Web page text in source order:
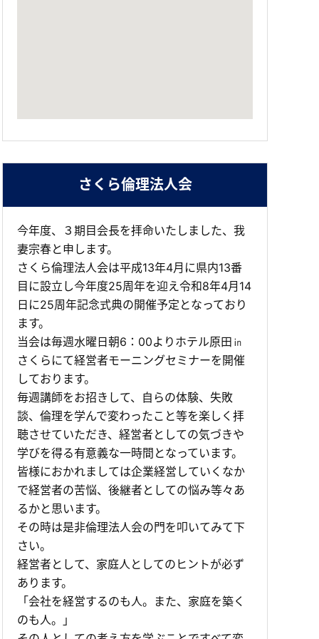
さくら倫理法人会
今年度、３期目会長を拝命いたしました、我
妻宗春と申します。
さくら倫理法人会は平成13年4月に県内13番
目に設立し今年度25周年を迎え令和8年4月14
日に25周年記念式典の開催予定となっており
ます。
当会は毎週水曜日朝6：00よりホテル原田㏌
さくらにて経営者モーニングセミナーを開催
しております。
毎週講師をお招きして、自らの体験、失敗
談、倫理を学んで変わったこと等を楽しく拝
聴させていただき、経営者としての気づきや
学びを得る有意義な一時間となっています。
皆様におかれましては企業経営していくなか
で経営者の苦悩、後継者としての悩み等々あ
るかと思います。
その時は是非倫理法人会の門を叩いてみて下
さい。
経営者として、家庭人としてのヒントが必ず
あります。
「会社を経営するのも人。また、家庭を築く
のも人。」